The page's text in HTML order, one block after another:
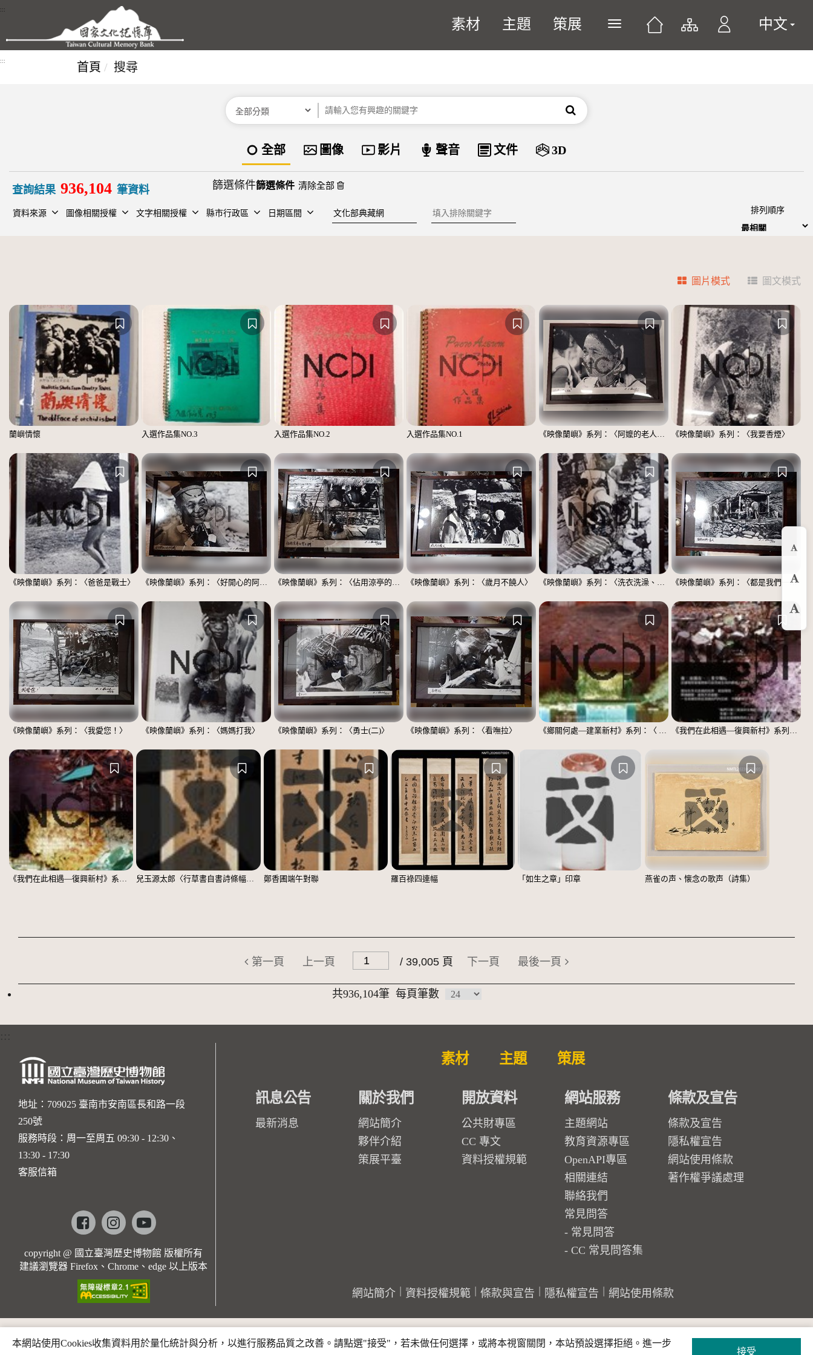
跳到主要內容區塊
:::
素材 主題 策展 展開或關閉主選單 中文
::: 首頁 搜尋
分類 關鍵字 搜尋
資料類型
全部 圖像 影片 聲音 文件 3D
查詢結果 936,104 筆資料 篩選條件 清除全部
資料來源 圖像相關授權 文字相關授權 縣市行政區 日期區間 建檔單位 排除關鍵字 排列順序
圖片模式 圖文模式
蘭嶼情懷 入選作品集NO.3 入選作品集NO.2 入選作品集NO.1 《映像蘭嶼》系列：〈阿嬤的老人斑〉 《映像蘭嶼》系列：〈我要香煙〉
《映像蘭嶼》系列：〈爸爸是戰士〉 《映像蘭嶼》系列：〈好開心的阿嬤〉 《映像蘭嶼》系列：〈佔用涼亭的男士們〉 《映像蘭嶼》系列：〈歲月不饒人〉 《映像蘭嶼》系列：〈洗衣洗澡、都在這裡〉 《映像蘭嶼》系列：〈都是我們一家人〉
《映像蘭嶼》系列：〈我愛您！〉 《映像蘭嶼》系列：〈媽媽打我〉 《映像蘭嶼》系列：〈勇士(二)〉 《映像蘭嶼》系列：〈看嘸拉〉 《鄉關何處—建業新村》系列：〈 邱敬賢04〉 《我們在此相遇—復興新村》系列：〈殘響04〉
《我們在此相遇—復興新村》系列：〈殘響03〉 兒玉源太郎〈行草書自書詩條幅〉（印本） 鄭香圃端午對聯 羅百祿四連幅 「如生之章」印章 燕雀の声、懐念の歌声（詩集）
第一頁 上一頁 / 39,005 頁 下一頁 最後一頁
共936,104筆 每頁筆數
放
:::
地址：709025 臺南市安南區長和路一段
250號
服務時段：周一至周五 09:30 - 12:30、
13:30 - 17:30
客服信箱
Facebookinstagramyoutube
copyright @ 國立臺灣歷史博物館 版權所有
建議瀏覽器 Firefox、Chrome、edge 以上版本
素材 主題 策展
訊息公告
最新消息
關於我們
網站簡介
夥伴介紹
策展平臺
開放資料
公共財專區
CC 專文
資料授權規範
網站服務
主題網站
教育資源專區
OpenAPI專區
相關連結
聯絡我們
常見問答
常見問答
CC 常見問答集
條款及宣告
條款及宣告
隱私權宣告
網站使用條款
著作權爭議處理
網站簡介 資料授權規範 條款與宣告 隱私權宣告 網站使用條款
本網站使用Cookies收集資料用於量化統計與分析，以進行服務品質之改善。請點選"接受"，若未做任何選擇，或將本視窗關閉，本站預設選擇拒絕。進一步
接受